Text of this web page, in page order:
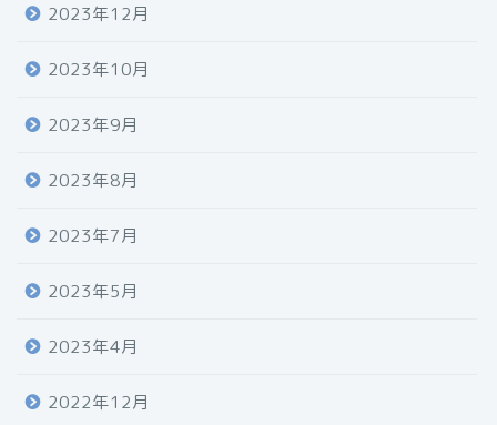
2023年12月
2023年10月
2023年9月
2023年8月
2023年7月
2023年5月
2023年4月
2022年12月